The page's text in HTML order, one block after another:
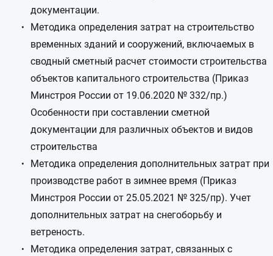
документации.
Методика определения затрат на строительство
временных зданий и сооружений, включаемых в
сводный сметный расчет стоимости строительства
объектов капитального строительства (Приказ
Минстроя России от 19.06.2020 № 332/пр.)
Особенности при составлении сметной
документации для различных объектов и видов
строительства
Методика определения дополнительных затрат при
производстве работ в зимнее время (Приказ
Минстроя России от 25.05.2021 № 325/пр). Учет
дополнительных затрат на снегоборьбу и
ветреность.
Методика определения затрат, связанных с